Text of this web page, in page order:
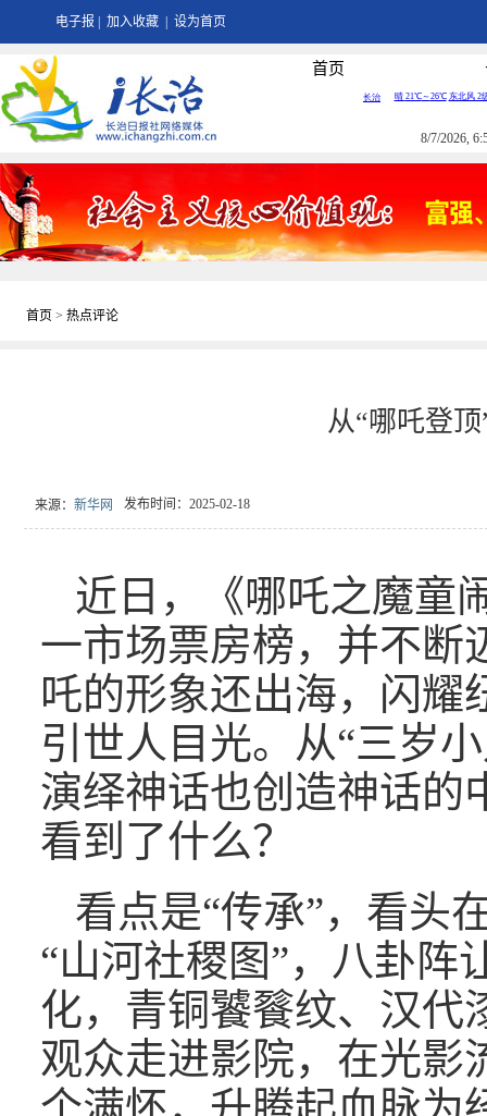
电子报 加入收藏 设为首页
首页
8/7/2026,
首页 > 热点评论
从“哪吒登
来源： 新华网 发布时间：2025-02-18
近日，《哪吒之魔童
一市场票房榜，并不断
吒的形象还出海，闪耀
引世人目光。从“三岁
演绎神话也创造神话的
看到了什么？
看点是“传承”，看头
“山河社稷图”，八卦阵
化，青铜饕餮纹、汉代
观众走进影院，在光影